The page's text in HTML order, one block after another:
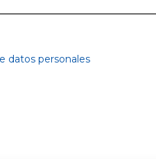
datos personales